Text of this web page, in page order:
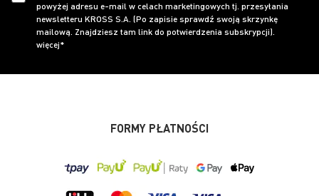
powyżej adresu e-mail w celach marketingowych tj. przesyłania
newsletteru KROSS S.A. (Po zapisie sprawdź swoją skrzynkę
mailową. Znajdziesz tam link do potwierdzenia subskrypcji).
więcej*
FORMY PŁATNOŚCI